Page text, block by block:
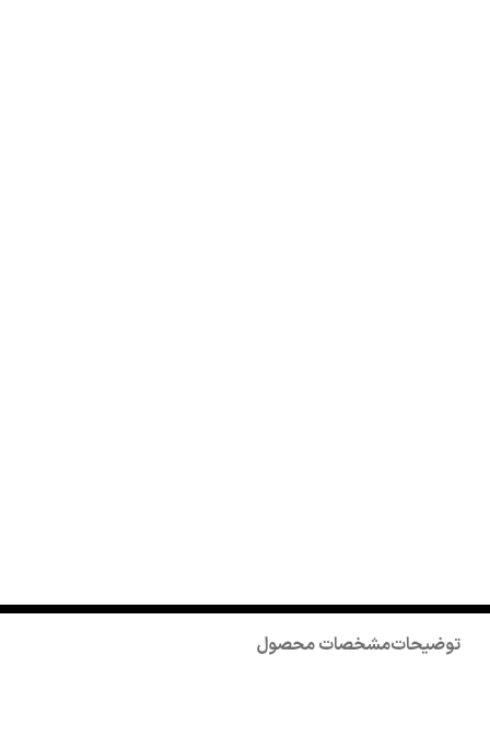
توضیحاتمشخصات محصول